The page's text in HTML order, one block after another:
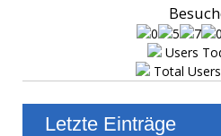
Users
Total
Letzte Einträge